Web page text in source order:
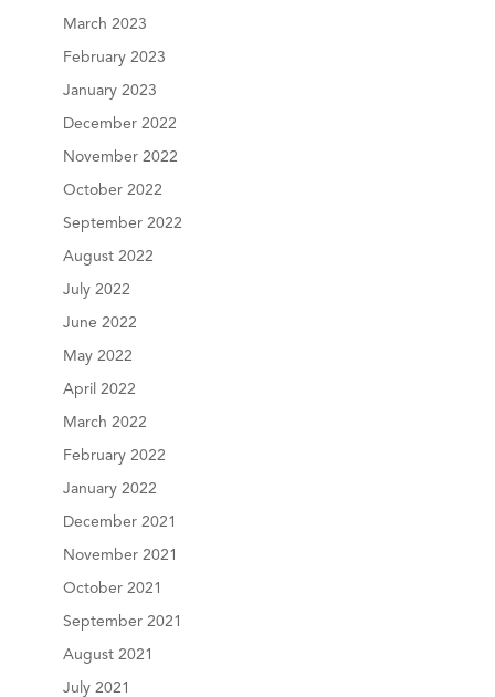
March 2023
February 2023
January 2023
December 2022
November 2022
October 2022
September 2022
August 2022
July 2022
June 2022
May 2022
April 2022
March 2022
February 2022
January 2022
December 2021
November 2021
October 2021
September 2021
August 2021
July 2021